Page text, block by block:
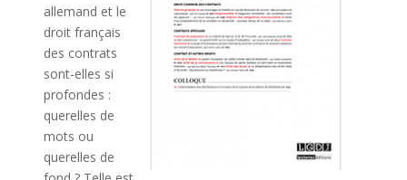
allemand et le
droit français
des contrats
sont-elles si
profondes :
querelles de
mots ou
querelles de